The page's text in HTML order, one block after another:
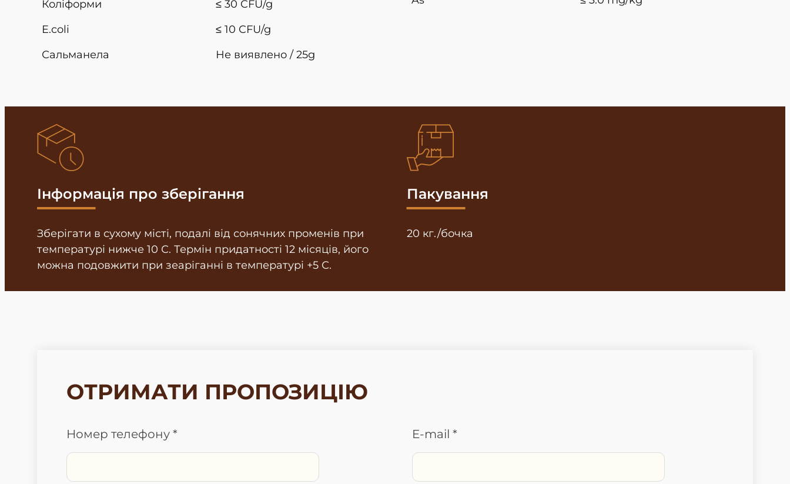
Коліформи
≤ 30 CFU/g
E.coli
≤ 10 CFU/g
Сальманела
Не виявлено / 25g
Інформація про зберігання
Зберігати в сухому місті, подалі від сонячних променів при
температурі нижче 10 С. Термін придатності 12 місяців, його
можна подовжити при зеаріганні в температурі +5 С.
Пакування
20 кг./бочка
ОТРИМАТИ ПРОПОЗИЦІЮ
Номер телефону * E-mail *